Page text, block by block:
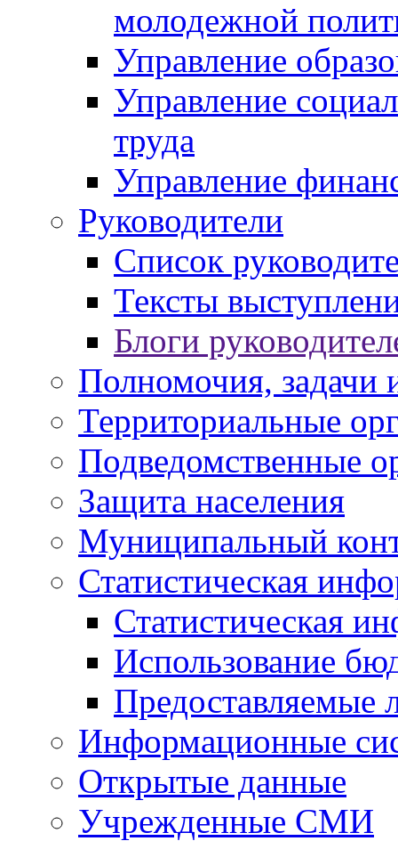
молодежной
Управление
Управление
труда
Управление
Руководители
Список
Тексты
Блоги
Полномочия, задачи
Территориальные
Подведомственные
Защита населения
Муниципальный
Статистическая
Статистическая
Использование
Предоставляемые
Информационные
Открытые данные
Учрежденные СМИ